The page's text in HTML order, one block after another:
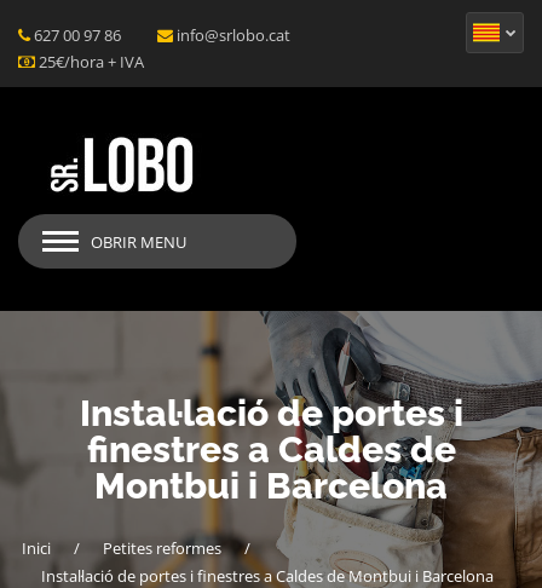
627 00 97 86
info@srlobo.cat
25€/hora + IVA
OBRIR MENU
Instal·lació de portes i
finestres a Caldes de
Montbui i Barcelona
Inici / Petites reformes
/
Instal·lació de portes i finestres a Caldes de Montbui i Barcelona